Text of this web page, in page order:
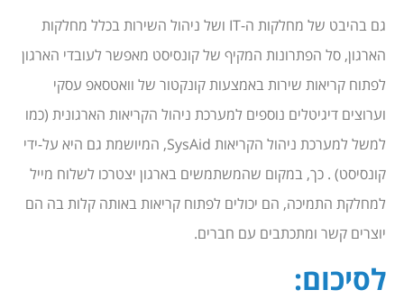
גם בהיבט של מחלקות ה-IT ושל ניהול השירות בכלל מחלקות
הארגון, סל הפתרונות המקיף של קונסיסט מאפשר לעובדי הארגון
לפתוח קריאות שירות באמצעות קונקטור של וואטסאפ עסקי
וערוצים דיגיטלים נוספים למערכת ניהול הקריאות הארגונית (כמו
למשל למערכת ניהול הקריאות SysAid, המיושמת גם היא על-ידי
קונסיסט) . כך, במקום שהמשתמשים בארגון יצטרכו לשלוח מייל
למחלקת התמיכה, הם יכולים לפתוח קריאות באותה קלות בה הם
יוצרים קשר ומתכתבים עם חברים.
לסיכום: